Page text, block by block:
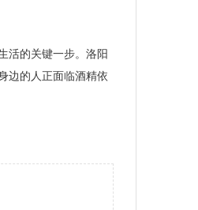
活的关键一步。洛阳
边的人正面临酒精依